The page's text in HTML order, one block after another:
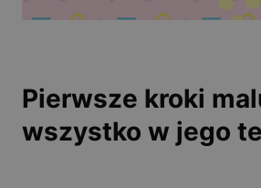
Pierwsze kroki
wszystko w jego